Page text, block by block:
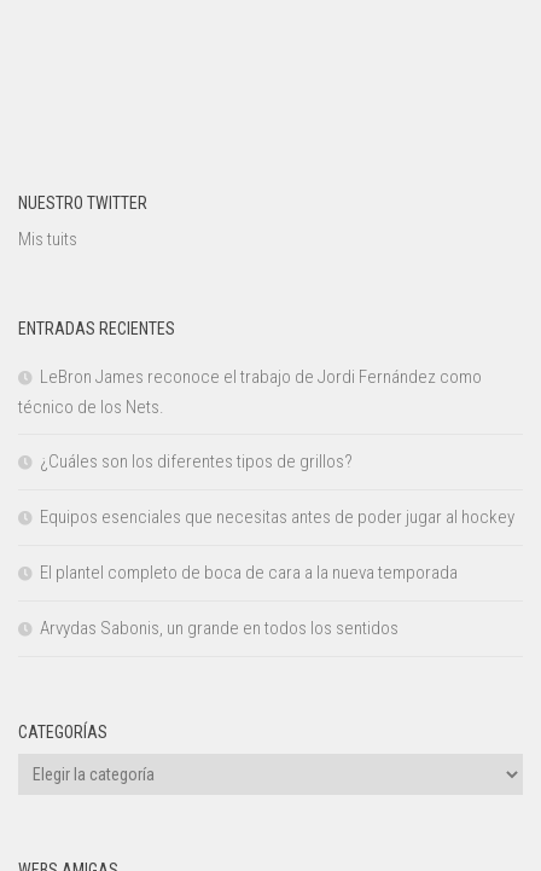
NUESTRO TWITTER
Mis tuits
ENTRADAS RECIENTES
LeBron James reconoce el trabajo de Jordi Fernández como
técnico de los Nets.
¿Cuáles son los diferentes tipos de grillos?
Equipos esenciales que necesitas antes de poder jugar al hockey
El plantel completo de boca de cara a la nueva temporada
Arvydas Sabonis, un grande en todos los sentidos
CATEGORÍAS
Categorías